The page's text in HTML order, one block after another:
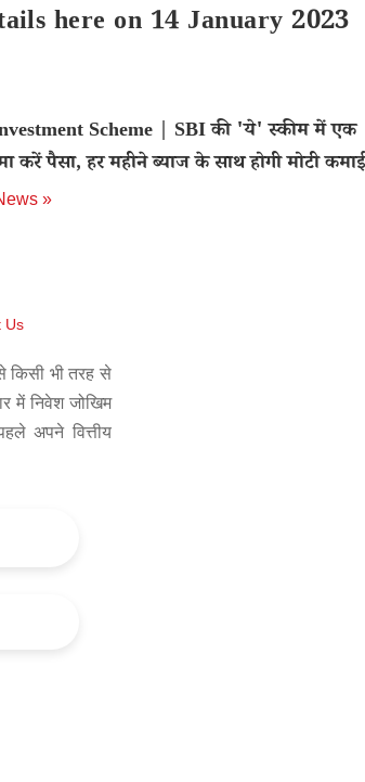
here on 14 January 2023
Scheme | SBI की 'ये' स्कीम में एक
करें पैसा, हर महीने ब्याज के साथ होगी मोटी कमाई
»
Us
किसी भी तरह से
में निवेश जोखिम
अपने वित्तीय